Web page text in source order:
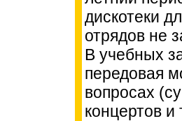
дискотеки
отрядов не
В учебных
передовая
вопросах
концертов и